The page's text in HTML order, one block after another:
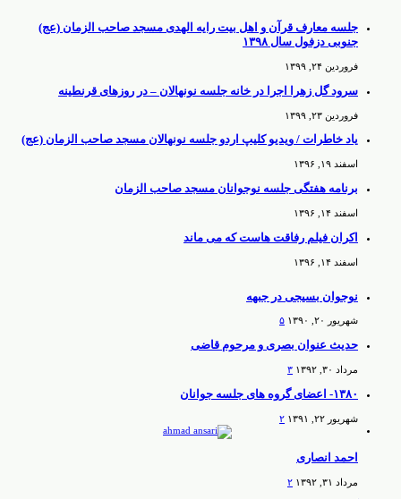
جلسه معارف قرآن و اهل بیت رایه الهدی مسجد صاحب الزمان (عج)
جنوبی دزفول سال ۱۳۹۸
فروردین ۲۴, ۱۳۹۹
سرود گل زهرا اجرا در خانه جلسه نونهالان – در روزهای قرنطینه
فروردین ۲۳, ۱۳۹۹
یاد خاطرات / ویدیو کلیپ اردو جلسه نونهالان مسجد صاحب الزمان (عج)
اسفند ۱۹, ۱۳۹۶
برنامه هفتگی جلسه نوجوانان مسجد صاحب الزمان
اسفند ۱۴, ۱۳۹۶
اکران فیلم رفاقت هاست که می ماند
اسفند ۱۴, ۱۳۹۶
نوجوان بسیجی در جبهه
شهریور ۲۰, ۱۳۹۰ ۵
حدیث عنوان بصری و مرحوم قاضی
مرداد ۳۰, ۱۳۹۲ ۳
۱۳۸۰- اعضای گروه های جلسه جوانان
شهریور ۲۲, ۱۳۹۱ ۲
احمد انصاری
مرداد ۳۱, ۱۳۹۲ ۲